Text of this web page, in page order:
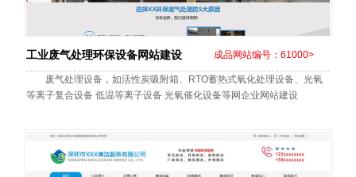
工业废气处理环保设备网站建设 成品网站编号：61000>
废气处理设备，如活性炭吸附箱、RTO蓄热式氧化处理设备、光氧
等离子复合设备 低温等离子设备 光氧催化设备等网企业网站建设